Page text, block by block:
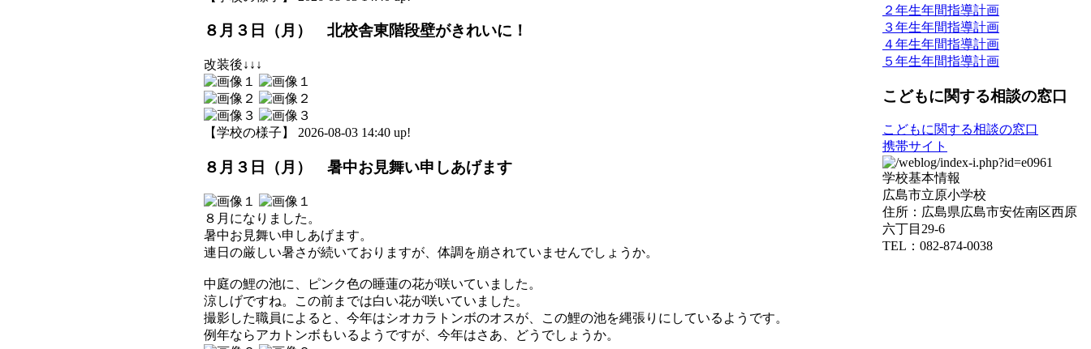
８月３日（月） 北校舎東階段壁がきれいに！
改装後↓↓↓
【学校の様子】 2026-08-03 14:40 up!
８月３日（月） 暑中お見舞い申しあげます
８月になりました。
暑中お見舞い申しあげます。
連日の厳しい暑さが続いておりますが、体調を崩されていませんでしょうか。
中庭の鯉の池に、ピンク色の睡蓮の花が咲いていました。
涼しげですね。この前までは白い花が咲いていました。
撮影した職員によると、今年はシオカラトンボのオスが、この鯉の池を縄張りにしているようです。
例年ならアカトンボもいるようですが、今年はさあ、どうでしょうか。
２年生年間指導計画
３年生年間指導計画
４年生年間指導計画
５年生年間指導計画
こどもに関する相談の窓口
こどもに関する相談の窓口
携帯サイト
学校基本情報
広島市立原小学校
住所：広島県広島市安佐南区西原
六丁目29-6
TEL：082-874-0038